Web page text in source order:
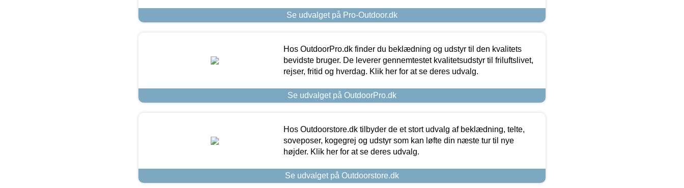
Se udvalget på Pro-Outdoor.dk
Hos OutdoorPro.dk finder du beklædning og udstyr til den kvalitets
bevidste bruger. De leverer gennemtestet kvalitetsudstyr til friluftslivet,
rejser, fritid og hverdag. Klik her for at se deres udvalg.
Se udvalget på OutdoorPro.dk
Hos Outdoorstore.dk tilbyder de et stort udvalg af beklædning, telte,
soveposer, kogegrej og udstyr som kan løfte din næste tur til nye
højder. Klik her for at se deres udvalg.
Se udvalget på Outdoorstore.dk